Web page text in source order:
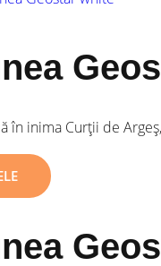
în inima Curții de